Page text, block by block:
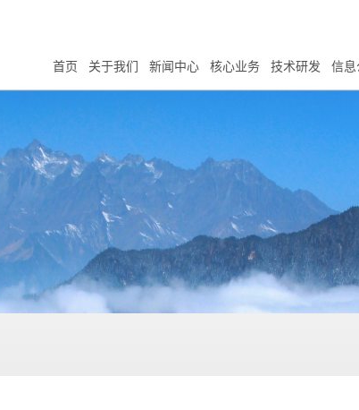
首页 关于我们 新闻中心 核心业务 技术研发 信息